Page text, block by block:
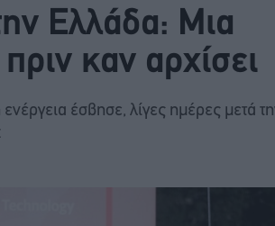
Ελλάδα: Μια
καν αρχίσει
έσβησε, λίγες ημέρες μετά